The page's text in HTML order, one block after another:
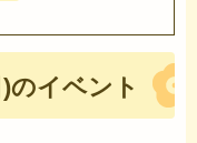
のイベント